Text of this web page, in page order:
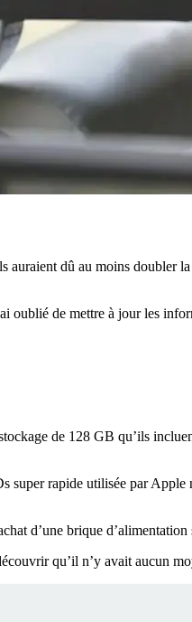
dû au moins doubler
oublié de mettre à jour les
de 128 GB qu’ils
rapide utilisée par Apple
d’une brique
qu’il n’y avait aucun